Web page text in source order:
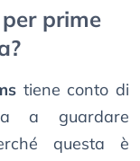
prime
tiene conto di
a guardare
questa è